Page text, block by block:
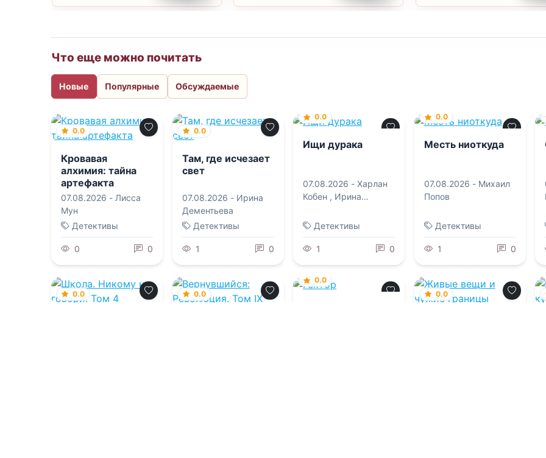
Что еще можно почитать
Новые Популярные Обсуждаемые
0.0
Кровавая
алхимия: тайна
артефакта
07.08.2026 - Лисса
Мун
Детективы
0 0
0.0
Там, где исчезает
свет
07.08.2026 - Ирина
Дементьева
Детективы
1 0
0.0
Ищи дурака
07.08.2026 -Харлан
Кобен , Ирина
Детективы
1 0
0.0
Месть ниоткуда
07.08.2026 - Михаил
Попов
Детективы
1 0
0.0 0.0
0.0
0.0